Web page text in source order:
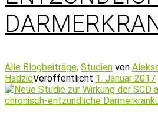
Alle Blogbeiträge, Studien von
HadzicVeröffentlicht 1. Januar 2017